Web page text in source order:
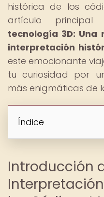
histórica de los
artículo principal
tecnología 3D: Una
interpretación
este emocionante
tu curiosidad por
más enigmáticas de
Índice
Introducción